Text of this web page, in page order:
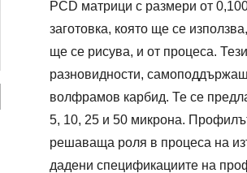
PCD матрици с размери от
заготовка, която ще се
ще се рисува, и от процеса.
разновидности,
волфрамов карбид. Те се
5, 10, 25 и 50 микрона.
решаваща роля в процеса на
дадени спецификациите на